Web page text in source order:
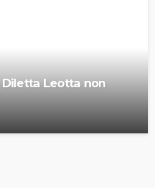
Diletta Leotta non